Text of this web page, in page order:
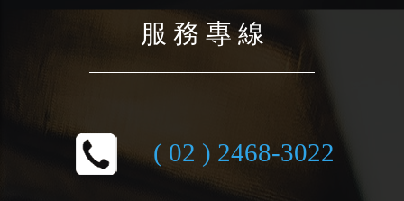
服 務 專 線
( 02 ) 2468-3022